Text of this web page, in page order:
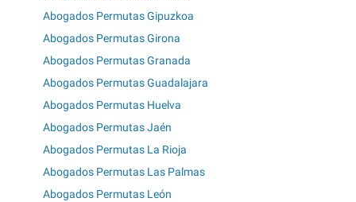
Abogados Permutas Gipuzkoa
Abogados Permutas Girona
Abogados Permutas Granada
Abogados Permutas Guadalajara
Abogados Permutas Huelva
Abogados Permutas Jaén
Abogados Permutas La Rioja
Abogados Permutas Las Palmas
Abogados Permutas León